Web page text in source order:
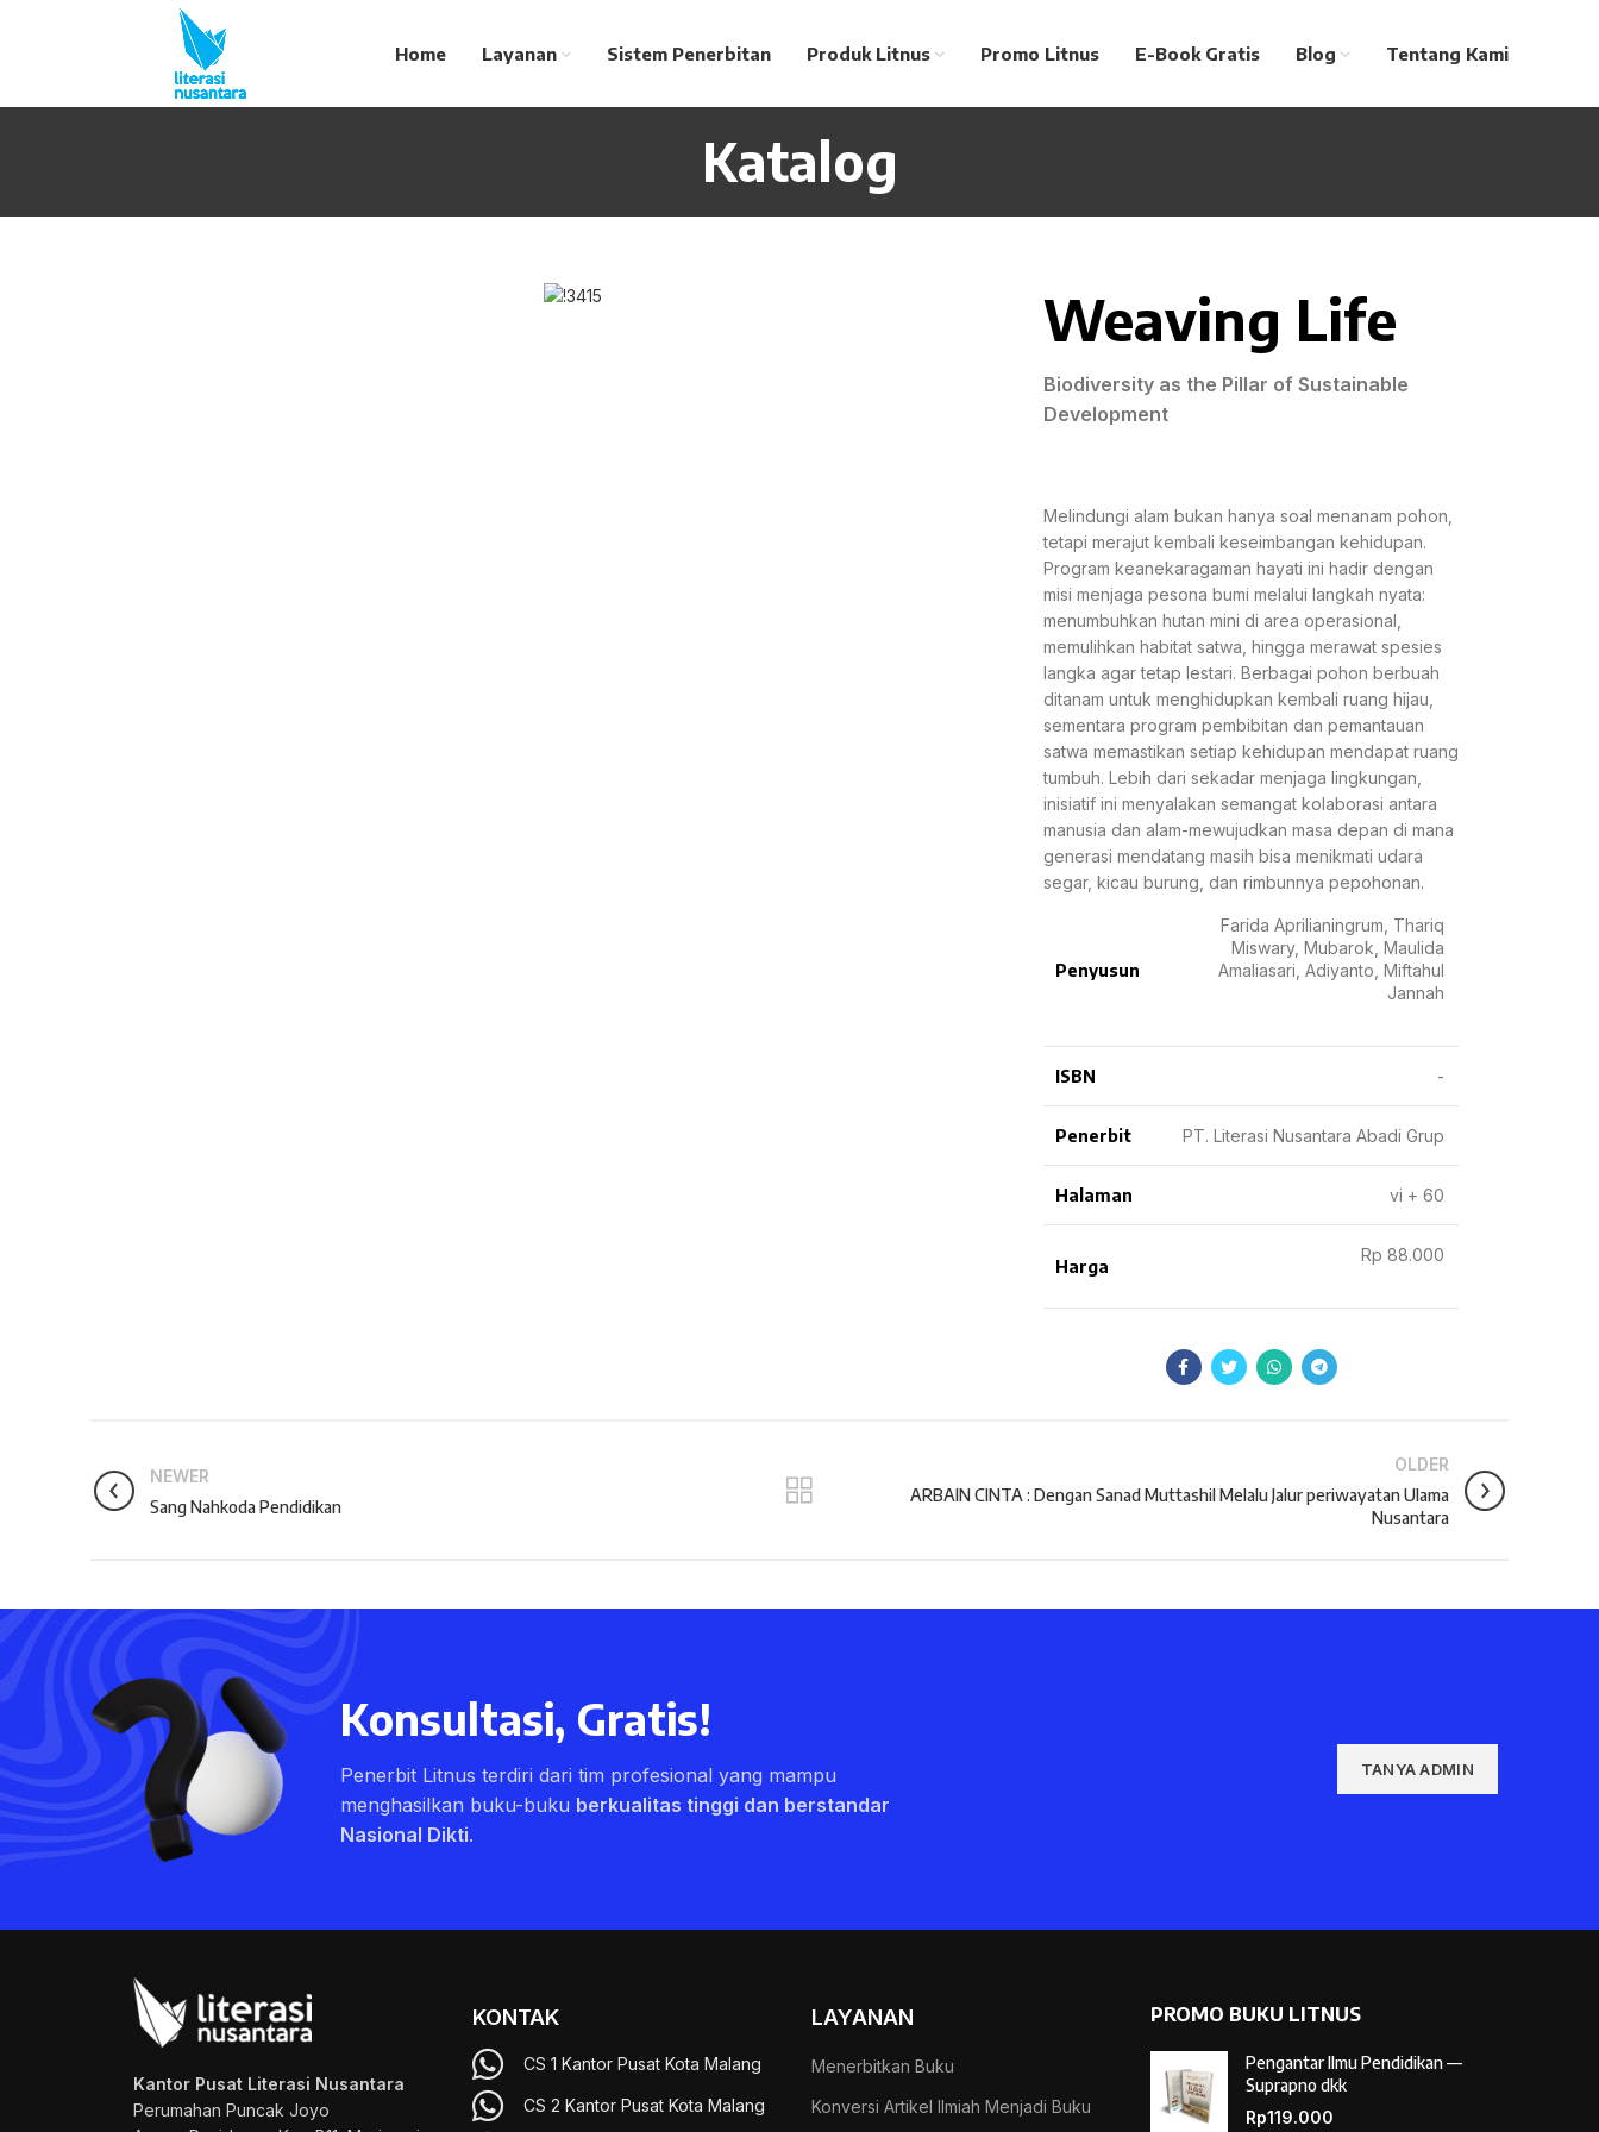
Home Layanan Sistem Penerbitan Produk Litnus Promo Litnus E-Book Gratis Blog Tentang Kami
Katalog
Weaving Life
Biodiversity as the Pillar of Sustainable
Development
Melindungi alam bukan hanya soal menanam pohon,
tetapi merajut kembali keseimbangan kehidupan.
Program keanekaragaman hayati ini hadir dengan
misi menjaga pesona bumi melalui langkah nyata:
menumbuhkan hutan mini di area operasional,
memulihkan habitat satwa, hingga merawat spesies
langka agar tetap lestari. Berbagai pohon berbuah
ditanam untuk menghidupkan kembali ruang hijau,
sementara program pembibitan dan pemantauan
satwa memastikan setiap kehidupan mendapat ruang
tumbuh. Lebih dari sekadar menjaga lingkungan,
inisiatif ini menyalakan semangat kolaborasi antara
manusia dan alam-mewujudkan masa depan di mana
generasi mendatang masih bisa menikmati udara
segar, kicau burung, dan rimbunnya pepohonan.
Penyusun
Farida Aprilianingrum, Thariq
Miswary, Mubarok, Maulida
Amaliasari, Adiyanto, Miftahul
Jannah
ISBN -
Penerbit PT. Literasi Nusantara Abadi Grup
Halaman vi + 60
Harga
Rp 88.000
NEWER
Sang Nahkoda Pendidikan
OLDER
ARBAIN CINTA : Dengan Sanad Muttashil Melalu Jalur periwayatan Ulama
Nusantara
Konsultasi, Gratis!
Penerbit Litnus terdiri dari tim profesional yang mampu
menghasilkan buku-buku berkualitas tinggi dan berstandar
Nasional Dikti.
TANYA ADMIN
Kantor Pusat Literasi Nusantara
Perumahan Puncak Joyo
KONTAK
CS 1 Kantor Pusat Kota Malang
CS 2 Kantor Pusat Kota Malang
LAYANAN
Menerbitkan Buku
Konversi Artikel Ilmiah Menjadi Buku
PROMO BUKU LITNUS
Pengantar Ilmu Pendidikan —
Suprapno dkk
Rp119.000